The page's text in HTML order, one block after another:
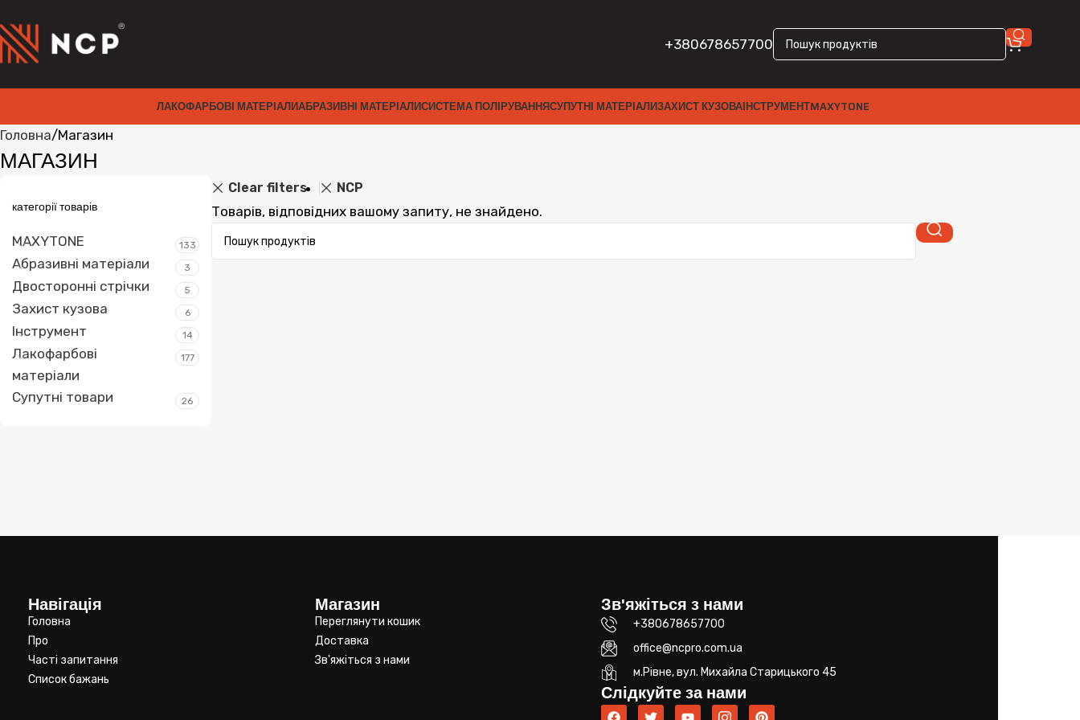
+380678657700
ЛАКОФАРБОВІ МАТЕРІАЛИАБРАЗИВНІ МАТЕРІАЛИСИСТЕМА ПОЛІРУВАННЯСУПУТНІ МАТЕРІАЛИЗАХИСТ КУЗОВАІНСТРУМЕНТMAXYTONE
Головна Магазин
МАГАЗИН
категорії товарів
MAXYTONE 133
Абразивні матеріали 3
Двосторонні стрічки 5
Захист кузова 6
Інструмент 14
Лакофарбові
матеріали
177
Супутні товари 26
Clear filters NCP
Товарів, відповідних вашому запиту, не знайдено.
Навігація
Головна
Про
Часті запитання
Список бажань
Магазин
Переглянути кошик
Доставка
Зв'яжіться з нами
Зв'яжіться з нами
+380678657700
office@ncpro.com.ua
м.Рівне, вул. Михайла Старицького 45
Слідкуйте за нами